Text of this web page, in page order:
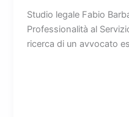
Studio legale Fabio
Professionalità al
ricerca di un avvocato